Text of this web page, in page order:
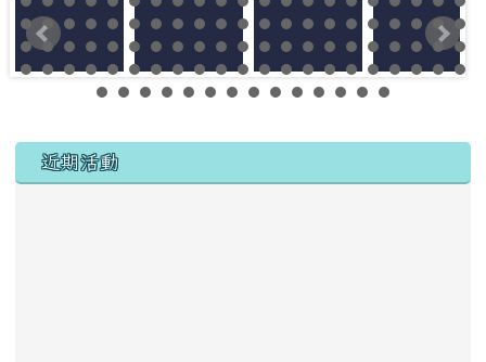
左邊區域內容
近期活動